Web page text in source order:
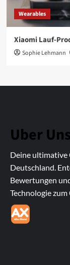
Wearables
Xiaomi Lauf-
Sophie Lehmann
Uber Uns
Deine ultimative
Deutschland.
Bewertungen
Technologie